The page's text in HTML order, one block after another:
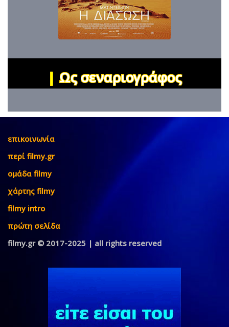
| Ως σεναριογράφος
επικοινωνία
περί filmy.gr
ομάδα filmy
χάρτης filmy
filmy intro
πρώτη σελίδα
filmy.gr © 2017-2025 | all rights reserved